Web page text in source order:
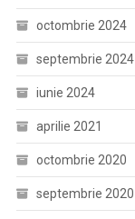
octombrie 2024
septembrie 2024
iunie 2024
aprilie 2021
octombrie 2020
septembrie 2020